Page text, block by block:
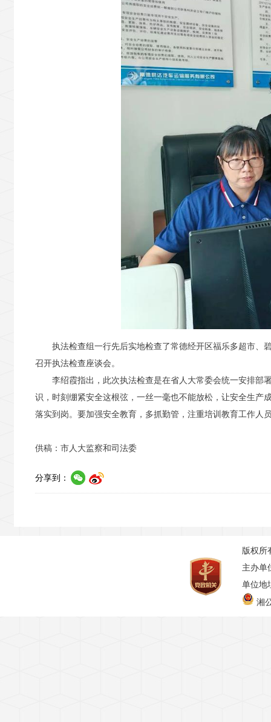
执法检查组一行先后实地检查了常德经开区福乐多超市、
召开执法检查座谈会。
李绍霞指出，此次执法检查是在省人大常委会统一安排部
识，时刻绷紧安全这根弦，一丝一毫也不能放松，让安全生产
落实到岗。要加强安全教育，多抓勤管，注重培训教育工作人
供稿：市人大监察和司法委
分享到：
版权所
主办单
单位地
湘